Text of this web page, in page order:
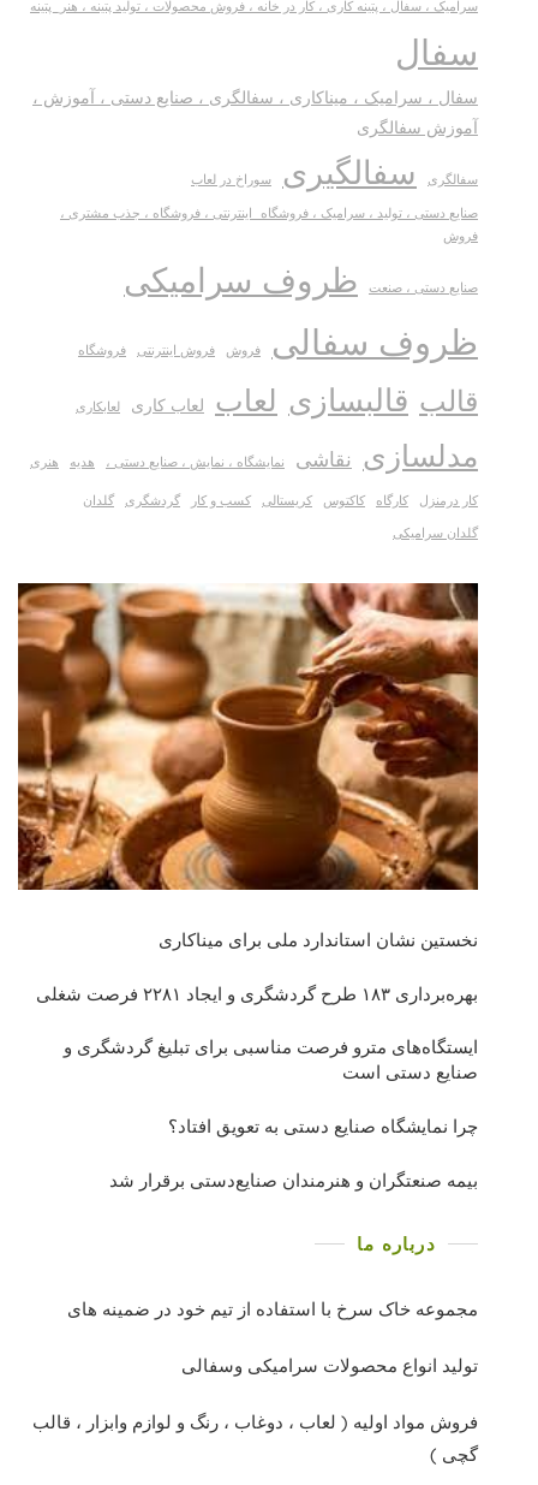
سرامیک ، سفال ، پتینه کاری ، کار در خانه ، فروش محصولات ، تولید پتینه ، هنر_پتینه
سفال
سفال ، سرامیک ، میناکاری ، سفالگری ، صنایع دستی ، آموزش ،
آموزش سفالگری
سفالگری سفالگیری
سوراخ در لعاب
صنایع دستی ، تولید ، سرامیک ، فروشگاه_اینترنتی ، فروشگاه ، جذب مشتری ،
فروش
صنایع دستی ، صنعت ظروف سرامیکی
ظروف سفالی فروش فروش اینترنتی فروشگاه
قالب قالبسازی لعاب لعاب کاری لعابکاری
مدلسازی نقاشی نمایشگاه ، نمایش ، صنایع دستی ، هدیه هنری
کار درمنزل کارگاه کاکتوس کریستالی کسب و کار گردشگری
گلدان
گلدان سرامیکی
نخستین نشان استاندارد ملی برای میناکاری
بهره‌برداری ١٨٣ طرح گردشگری و ایجاد ٢٢٨١ فرصت شغلی
ایستگاه‌های مترو فرصت مناسبی برای تبلیغ گردشگری و
صنایع دستی است
چرا نمایشگاه صنایع دستی به تعویق افتاد؟
بیمه صنعتگران و هنرمندان صنایع‌دستی برقرار شد
درباره ما
مجموعه خاک سرخ با استفاده از تیم خود در ضمینه های
تولید انواع محصولات سرامیکی وسفالی
فروش مواد اولیه ( لعاب ، دوغاب ، رنگ و لوازم وابزار ، قالب
گچی )